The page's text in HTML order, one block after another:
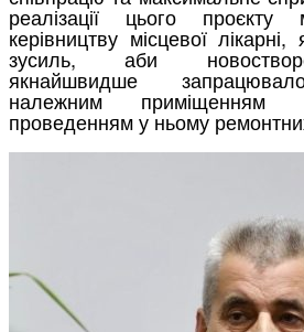
реалізації цього проєкту
керівництву місцевої
зусиль, аби
якнайшвидше
належним приміщенням
проведенням у ньому